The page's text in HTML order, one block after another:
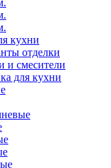
кухни
отделки
и смесители
для кухни